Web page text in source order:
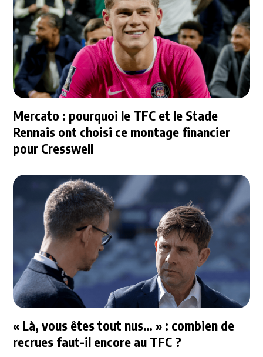
Mercato : pourquoi le TFC et le Stade
Rennais ont choisi ce montage financier
pour Cresswell
« Là, vous êtes tout nus… » : combien de
recrues faut-il encore au TFC ?